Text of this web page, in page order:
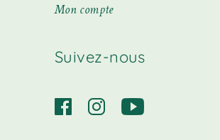
Mon compte
Suivez-nous